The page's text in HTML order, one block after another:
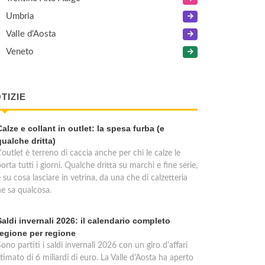
Umbria
Valle d'Aosta
Veneto
e collant in outlet: la spesa furba (e
dritta)
è terreno di caccia anche per chi le calze le
tutti i giorni. Qualche dritta su marchi e fine serie,
su cosa lasciare in vetrina, da una che di calzetteria
sa qualcosa.
invernali 2026: il calendario completo
per regione
partiti i saldi invernali 2026 con un giro d'affari
di 6 miliardi di euro. La Valle d'Aosta ha aperto